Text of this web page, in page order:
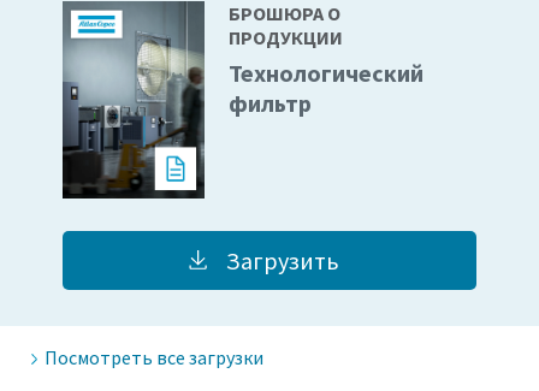
БРОШЮРА О
ПРОДУКЦИИ
Технологический
фильтр
Загрузить
Посмотреть все загрузки